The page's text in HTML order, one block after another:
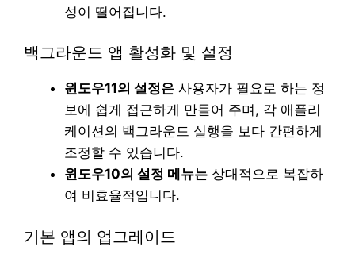
성이 떨어집니다.
백그라운드 앱 활성화 및 설정
윈도우11의 설정은 사용자가 필요로 하는 정
보에 쉽게 접근하게 만들어 주며, 각 애플리
케이션의 백그라운드 실행을 보다 간편하게
조정할 수 있습니다.
윈도우10의 설정 메뉴는 상대적으로 복잡하
여 비효율적입니다.
기본 앱의 업그레이드